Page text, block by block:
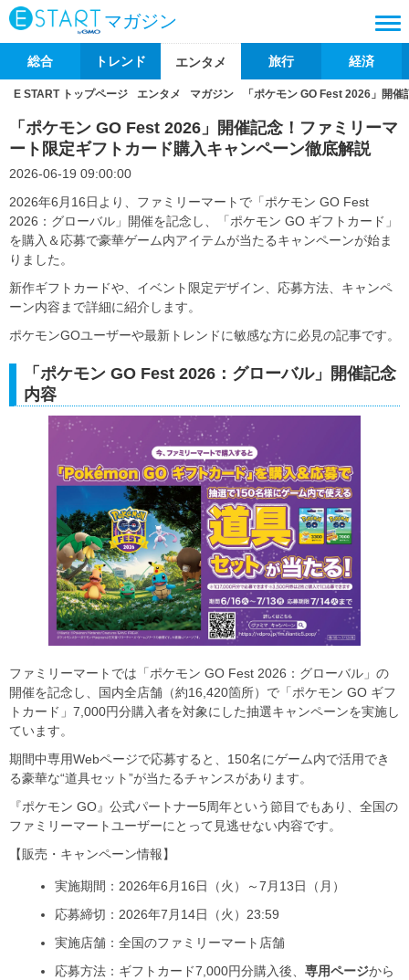
マガジン
総合 トレンド エンタメ 旅行 経済
E START トップページ エンタメ マガジン 「ポケモン GO Fest 2026」開
「ポケモン GO Fest 2026」開催記念！ファミリーマ
ート限定ギフトカード購入キャンペーン徹底解説
2026-06-19 09:00:00
2026年6月16日より、ファミリーマートで「ポケモン GO Fest
2026：グローバル」開催を記念し、「ポケモン GO ギフトカード」
を購入＆応募で豪華ゲーム内アイテムが当たるキャンペーンが始ま
りました。
新作ギフトカードや、イベント限定デザイン、応募方法、キャンペ
ーン内容まで詳細に紹介します。
ポケモンGOユーザーや最新トレンドに敏感な方に必見の記事です。
「ポケモン GO Fest 2026：グローバル」開催記念
内容
ファミリーマートでは「ポケモン GO Fest 2026：グローバル」の
開催を記念し、国内全店舗（約16,420箇所）で「ポケモン GO ギフ
トカード」7,000円分購入者を対象にした抽選キャンペーンを実施し
ています。
期間中専用Webページで応募すると、150名にゲーム内で活用でき
る豪華な“道具セット”が当たるチャンスがあります。
『ポケモン GO』公式パートナー5周年という節目でもあり、全国の
ファミリーマートユーザーにとって見逃せない内容です。
【販売・キャンペーン情報】
実施期間：2026年6月16日（火）～7月13日（月）
応募締切：2026年7月14日（火）23:59
実施店舗：全国のファミリーマート店舗
応募方法：ギフトカード7,000円分購入後、 専用ページから